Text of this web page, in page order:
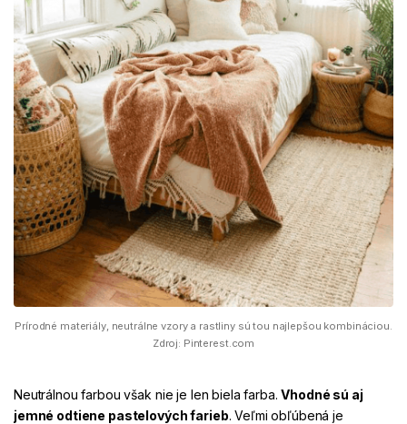
Prírodné materiály, neutrálne vzory a rastliny sú tou najlepšou kombináciou.
Zdroj: Pinterest.com
Neutrálnou farbou však nie je len biela farba.Vhodné sú aj
jemné odtiene pastelových farieb. Veľmi obľúbená je